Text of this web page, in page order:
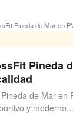
Pineda
de Mar en
y